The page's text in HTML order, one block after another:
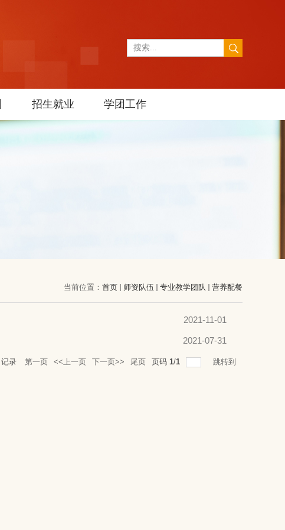
招生就业 学团工作
当前位置： 首页 师资队伍 专业教学团队 营养配餐
2021-11-01
2021-07-31
记录 第一页 <<上一页 下一页>> 尾页 页码 1/1 跳转到